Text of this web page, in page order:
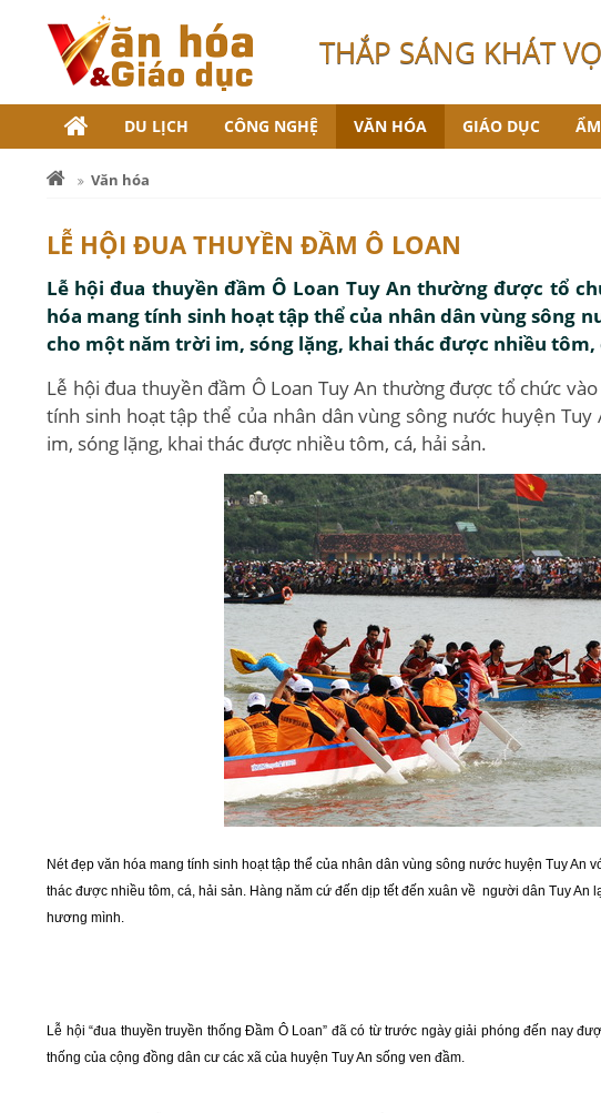
THẮP SÁNG KHÁT
DU LỊCH CÔNG NGHỆ VĂN HÓA GIÁO DỤC
Văn hóa
LỄ HỘI ĐUA THUYỀN ĐẦM Ô LOAN
Lễ hội đua thuyền đầm Ô Loan Tuy An thường được tổ
hóa mang tính sinh hoạt tập thể của nhân dân vùng sông
cho một năm trời im, sóng lặng, khai thác được nhiều tôm,
Lễ hội đua thuyền đầm Ô Loan Tuy An thường được tổ chức
tính sinh hoạt tập thể của nhân dân vùng sông nước huyện
im, sóng lặng, khai thác được nhiều tôm, cá, hải sản.
Nét đẹp văn hóa mang tính sinh hoạt tập thể của nhân dân vùng sông nước huyện Tuy An
thác được nhiều tôm, cá, hải sản. Hàng năm cứ đến dịp tết đến xuân về người dân Tuy
hương mình.
Lễ hội “đua thuyền truyền thống Đầm Ô Loan” đã có từ trước ngày giải phóng đến nay
thống của cộng đồng dân cư các xã của huyện Tuy An sống ven đầm.